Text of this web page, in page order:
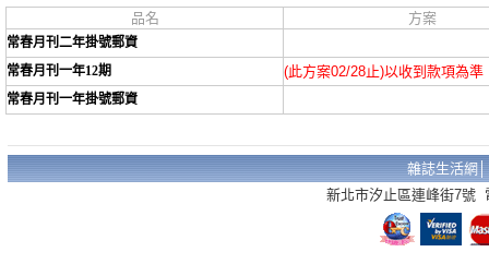
品名 方案
常春月刊二年掛號郵資
常春月刊一年12期
(此方案02/28止)以收到款項為準
常春月刊一年掛號郵資
雜誌生活網
新北市汐止區連峰街7號